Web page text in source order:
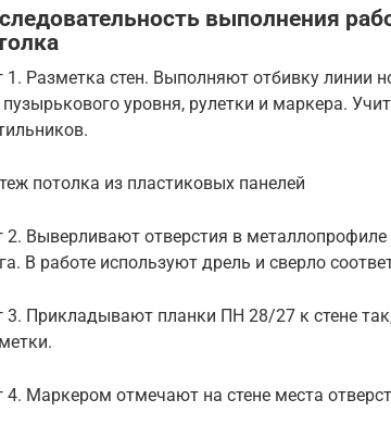
выполнения
1. Разметка стен. Выполняют отбивку линии
пузырькового уровня, рулетки и маркера.
потолка из пластиковых панелей
2. Выверливают отверстия в металлопрофиле
В работе используют дрель и сверло
3. Прикладывают планки ПН 28/27 к стене
4. Маркером отмечают на стене места